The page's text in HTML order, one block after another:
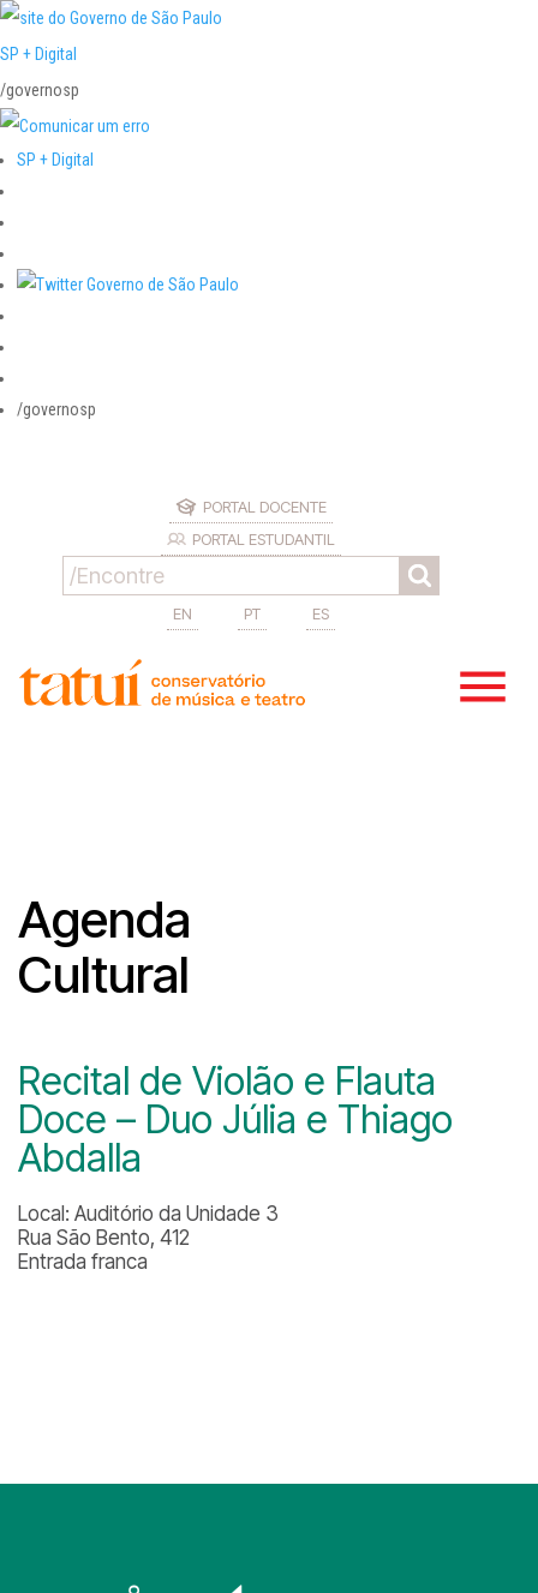
SP + Digital
/governosp
SP + Digital
/governosp
PORTAL DOCENTE
PORTAL ESTUDANTIL
EN PT ES
Agenda
Cultural
Recital de Violão e Flauta
Doce – Duo Júlia e Thiago
Abdalla
Local: Auditório da Unidade 3
Rua São Bento, 412
Entrada franca